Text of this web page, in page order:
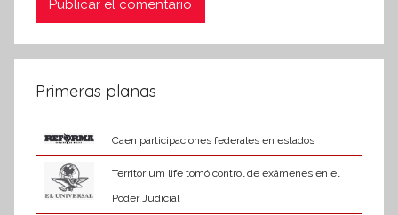
Primeras planas
Caen participaciones federales en estados
Territorium life tomó control de exámenes en el
Poder Judicial